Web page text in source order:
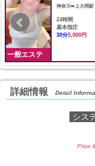
一般エステ
神奈川➠上大岡駅
24時間
基本指圧
30分5,000円
詳細情報 Detail
シス
Price